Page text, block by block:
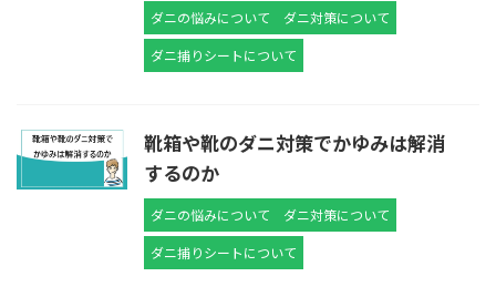
ダニの悩みについて
ダニ対策について
ダニ捕りシートについて
靴箱や靴のダニ対策でかゆみは解消
するのか
ダニの悩みについて
ダニ対策について
ダニ捕りシートについて